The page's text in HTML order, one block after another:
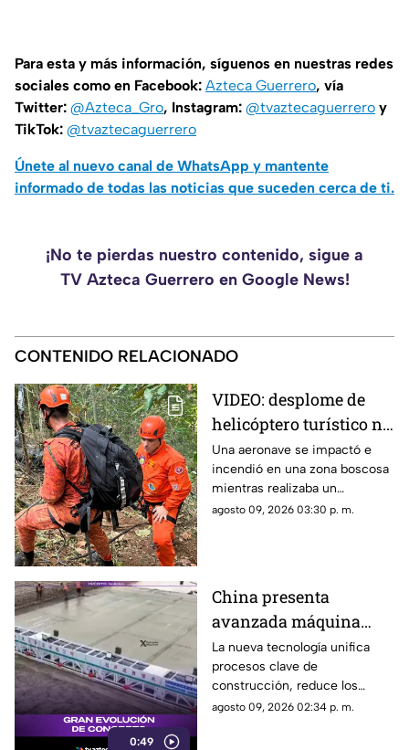
Para esta y más información, síguenos en nuestras redes
sociales como en Facebook: Azteca Guerrero, vía
Twitter: @Azteca_Gro, Instagram: @tvaztecaguerrero y
TikTok: @tvaztecaguerrero
Únete al nuevo canal de WhatsApp y mantente
informado de todas las noticias que suceden cerca de ti.
¡No te pierdas nuestro contenido, sigue a
TV Azteca Guerrero en Google News!
CONTENIDO RELACIONADO
VIDEO: desplome de
helicóptero turístico no
deja sobrevivientes
Una aeronave se impactó e
incendió en una zona boscosa
mientras realizaba un
recorrido; murió una familia
agosto 09, 2026 03:30 p. m.
0:49
China presenta
avanzada máquina
automatizada para
pavimentado de
concreto
La nueva tecnología unifica
procesos clave de
construcción, reduce los
tiempos de obra a la mitad y
agosto 09, 2026 02:34 p. m.